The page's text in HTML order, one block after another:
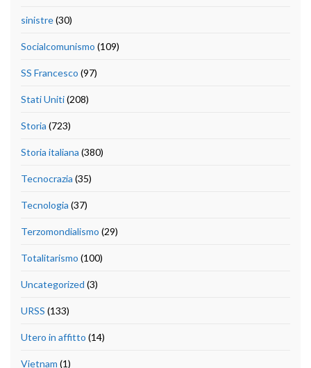
sinistre(30)
Socialcomunismo (109)
SS Francesco (97)
Stati Uniti(208)
Storia (723)
Storia italiana (380)
Tecnocrazia (35)
Tecnologia (37)
Terzomondialismo (29)
Totalitarismo (100)
Uncategorized (3)
URSS (133)
Utero in affitto (14)
Vietnam (1)